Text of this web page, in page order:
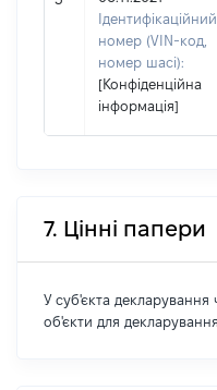
Ідентифікаційний
номер (VIN-код,
номер шасі):
[Конфіденційна
інформація]
7. Цінні папери
У суб'єкта декларування
об'єкти для